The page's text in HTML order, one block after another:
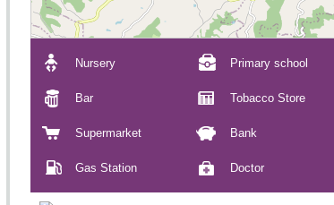
Nursery Primary school
Bar Tobacco Store
Supermarket Bank
Gas Station Doctor